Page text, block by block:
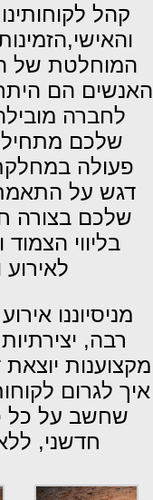
קהל
המוחלטת של
האנשים הם
לחברה
שלכם מתחיל
פעולה
דגש על התאמת
שלכם בצורה
בליווי
לאירוע
מניסיוננו
רבה,
מקצוענות יוצאת
איך לגרום
שחשב על כל
חדשני,